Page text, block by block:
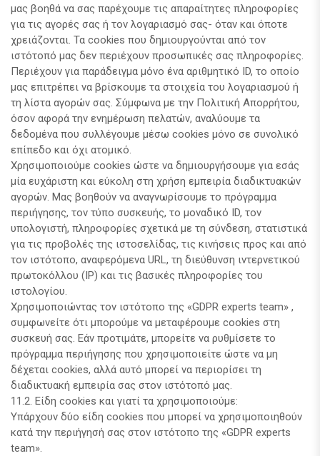
μας βοηθά να σας παρέχουμε τις απαραίτητες πληροφορίες
για τις αγορές σας ή τον λογαριασμό σας- όταν και όποτε
χρειάζονται. Τα cookies που δημιουργούνται από τον
ιστότοπό μας δεν περιέχουν προσωπικές σας πληροφορίες.
Περιέχουν για παράδειγμα μόνο ένα αριθμητικό ID, το οποίο
μας επιτρέπει να βρίσκουμε τα στοιχεία του λογαριασμού ή
τη λίστα αγορών σας. Σύμφωνα με την Πολιτική Απορρήτου,
όσον αφορά την ενημέρωση πελατών, αναλύουμε τα
δεδομένα που συλλέγουμε μέσω cookies μόνο σε συνολικό
επίπεδο και όχι ατομικό.
Χρησιμοποιούμε cookies ώστε να δημιουργήσουμε για εσάς
μία ευχάριστη και εύκολη στη χρήση εμπειρία διαδικτυακών
αγορών. Μας βοηθούν να αναγνωρίσουμε το πρόγραμμα
περιήγησης, τον τύπο συσκευής, το μοναδικό ID, τον
υπολογιστή, πληροφορίες σχετικά με τη σύνδεση, στατιστικά
για τις προβολές της ιστοσελίδας, τις κινήσεις προς και από
τον ιστότοπο, αναφερόμενα URL, τη διεύθυνση ιντερνετικού
πρωτοκόλλου (IP) και τις βασικές πληροφορίες του
ιστολογίου.
Χρησιμοποιώντας τον ιστότοπο της «GDPR experts team» ,
συμφωνείτε ότι μπορούμε να μεταφέρουμε cookies στη
συσκευή σας. Εάν προτιμάτε, μπορείτε να ρυθμίσετε το
πρόγραμμα περιήγησης που χρησιμοποιείτε ώστε να μη
δέχεται cookies, αλλά αυτό μπορεί να περιορίσει τη
διαδικτυακή εμπειρία σας στον ιστότοπό μας.
11.2. Είδη cookies και γιατί τα χρησιμοποιούμε:
Υπάρχουν δύο είδη cookies που μπορεί να χρησιμοποιηθούν
κατά την περιήγησή σας στον ιστότοπο της «GDPR experts
team».